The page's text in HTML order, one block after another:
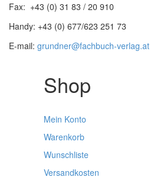
Fax: +43 (0) 31 83 / 20 910
Handy: +43 (0) 677/623 251 73
E-mail: grundner@fachbuch-verlag.at
Shop
Mein Konto
Warenkorb
Wunschliste
Versandkosten